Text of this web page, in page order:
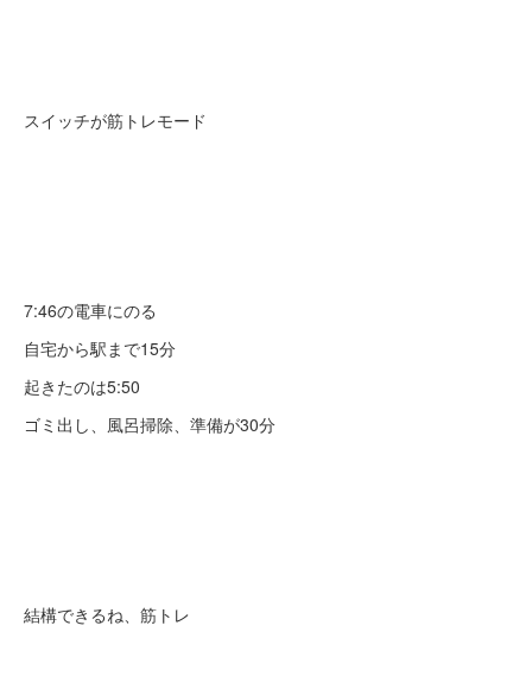
スイッチが筋トレモード
7:46の電車にのる
自宅から駅まで15分
起きたのは5:50
ゴミ出し、風呂掃除、準備が30分
結構できるね、筋トレ